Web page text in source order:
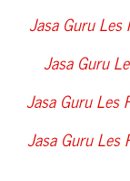
Jasa Guru
Jasa Guru
Jasa Guru Les
Jasa Guru Les